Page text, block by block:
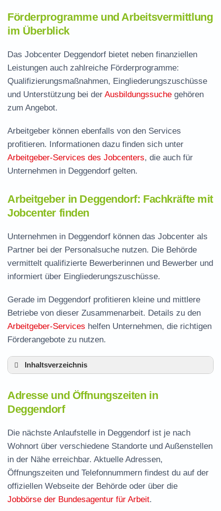
Förderprogramme und Arbeitsvermittlung
im Überblick
Das Jobcenter Deggendorf bietet neben finanziellen
Leistungen auch zahlreiche Förderprogramme:
Qualifizierungsmaßnahmen, Eingliederungszuschüsse
und Unterstützung bei der Ausbildungssuche gehören
zum Angebot.
Arbeitgeber können ebenfalls von den Services
profitieren. Informationen dazu finden sich unter
Arbeitgeber-Services des Jobcenters, die auch für
Unternehmen in Deggendorf gelten.
Arbeitgeber in Deggendorf: Fachkräfte mit
Jobcenter finden
Unternehmen in Deggendorf können das Jobcenter als
Partner bei der Personalsuche nutzen. Die Behörde
vermittelt qualifizierte Bewerberinnen und Bewerber und
informiert über Eingliederungszuschüsse.
Gerade im Deggendorf profitieren kleine und mittlere
Betriebe von dieser Zusammenarbeit. Details zu den
Arbeitgeber-Services helfen Unternehmen, die richtigen
Förderangebote zu nutzen.
Inhaltsverzeichnis
Leistungen der Arbeitsvermittlung in
Deggendorf
Termin vereinbaren und Bürgergeld beantragen
Stellenangebote und Jobbörse in Deggendorf
Adresse und Öffnungszeiten in
Deggendorf
Die nächste Anlaufstelle in Deggendorf ist je nach
Wohnort über verschiedene Standorte und Außenstellen
in der Nähe erreichbar. Aktuelle Adressen,
Öffnungszeiten und Telefonnummern findest du auf der
offiziellen Webseite der Behörde oder über die
Jobbörse der Bundesagentur für Arbeit.